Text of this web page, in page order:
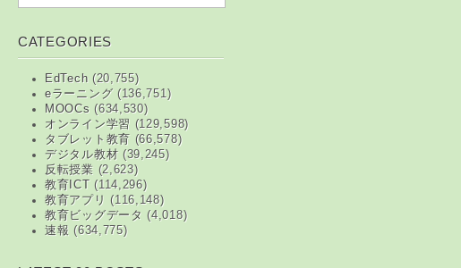
CATEGORIES
EdTech (20,755)
eラーニング(136,751)
MOOCs (634,530)
オンライン学習 (129,598)
タブレット教育 (66,578)
デジタル教材(39,245)
反転授業 (2,623)
教育ICT(114,296)
教育アプリ (116,148)
教育ビッグデータ (4,018)
速報 (634,775)